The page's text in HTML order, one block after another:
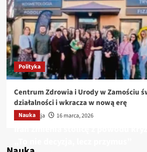
Polityka
Centrum Zdrowia i Urody w Zamościu
działalności i wkracza w nową erę
Redakcja 16 marca, 2026
Nauka